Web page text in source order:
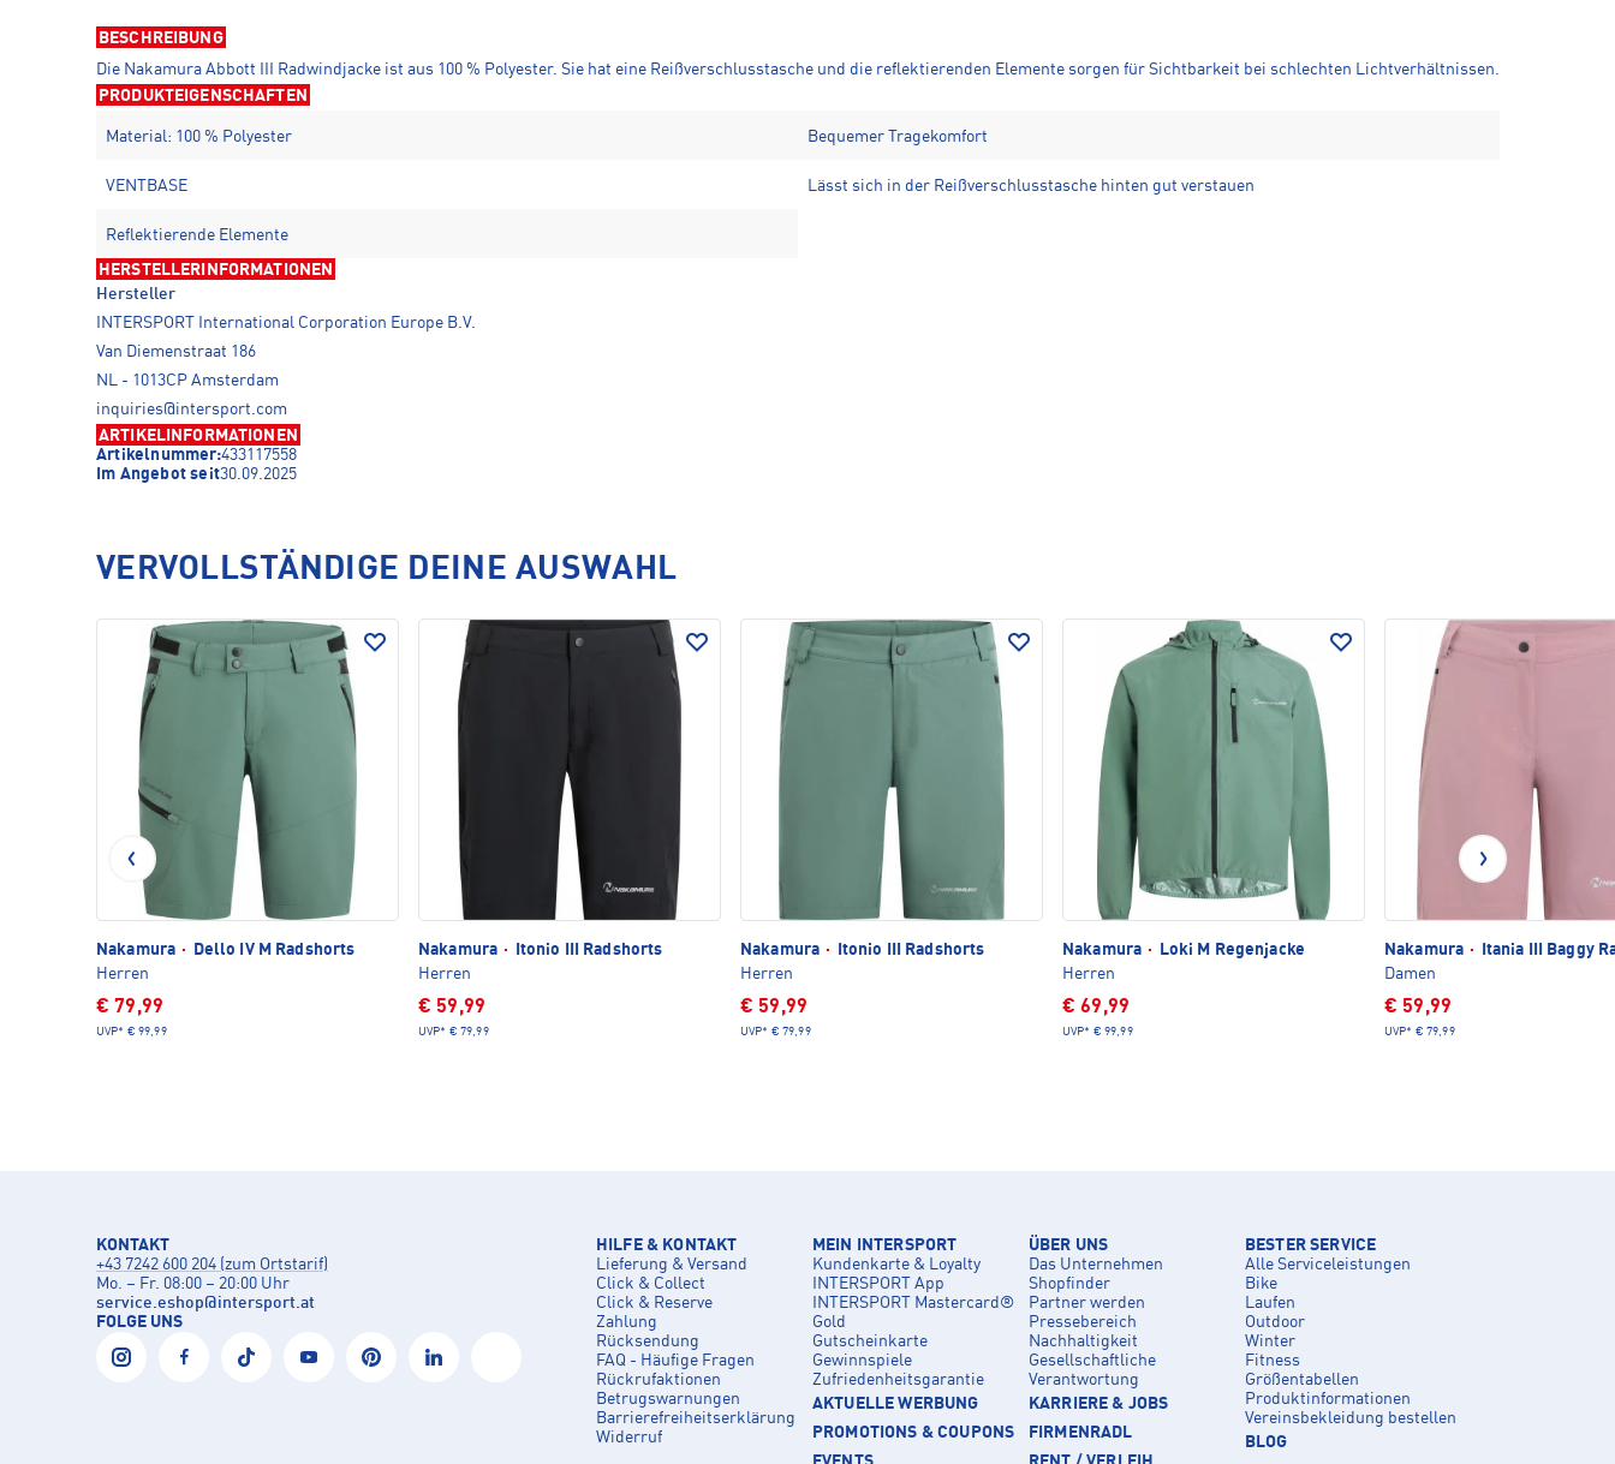
BESCHREIBUNG
Die Nakamura Abbott III Radwindjacke ist aus 100 % Polyester. Sie hat eine Reißverschlusstasche und die reflektierenden Elemente sorgen für Sichtbarkeit bei schlechten Lichtverhältnissen.
PRODUKTEIGENSCHAFTEN
Material: 100 % Polyester Bequemer Tragekomfort
VENTBASE Lässt sich in der Reißverschlusstasche hinten gut verstauen
Reflektierende Elemente
HERSTELLERINFORMATIONEN
Hersteller
INTERSPORT International Corporation Europe B.V.
Van Diemenstraat 186
NL - 1013CP Amsterdam
inquiries@intersport.com
ARTIKELINFORMATIONEN
Artikelnummer:433117558
Im Angebot seit30.09.2025
VERVOLLSTÄNDIGE DEINE AUSWAHL
Nakamura ·
Dello IV M Radshorts
Herren
€ 79,99
UVP* € 99,99
Nakamura ·
Itonio III Radshorts
Herren
€ 59,99
UVP* € 79,99
Nakamura ·
Itonio III Radshorts
Herren
€ 59,99
UVP* € 79,99
Nakamura ·
Loki M Regenjacke
Herren
€ 69,99
UVP* € 99,99
Nakamura ·
Itania III Baggy
Damen
€ 59,99
UVP* € 79,99
KONTAKT
+43 7242 600 204 (zum Ortstarif)
Mo. – Fr. 08:00 – 20:00 Uhr
service.eshop@intersport.at
FOLGE UNS
HILFE & KONTAKT
Lieferung & Versand
Click & Collect
Click & Reserve
Zahlung
Rücksendung
FAQ - Häufige Fragen
Rückrufaktionen
Betrugswarnungen
Barrierefreiheitserklärung
Widerruf
MEIN INTERSPORT
Kundenkarte & Loyalty
INTERSPORT App
INTERSPORT Mastercard®
Gold
Gutscheinkarte
Gewinnspiele
Zufriedenheitsgarantie
AKTUELLE WERBUNG
PROMOTIONS & COUPONS
ÜBER UNS
Das Unternehmen
Shopfinder
Partner werden
Pressebereich
Nachhaltigkeit
Gesellschaftliche
Verantwortung
KARRIERE & JOBS
FIRMENRADL
BESTER SERVICE
Alle Serviceleistungen
Bike
Laufen
Outdoor
Winter
Fitness
Größentabellen
Produktinformationen
Vereinsbekleidung bestellen
BLOG